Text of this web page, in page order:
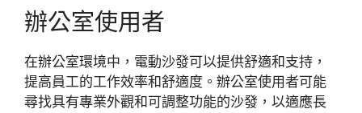
辦公室使用者
在辦公室環境中，電動沙發可以提供舒適和支持，
提高員工的工作效率和舒適度。辦公室使用者可能
尋找具有專業外觀和可調整功能的沙發，以適應長